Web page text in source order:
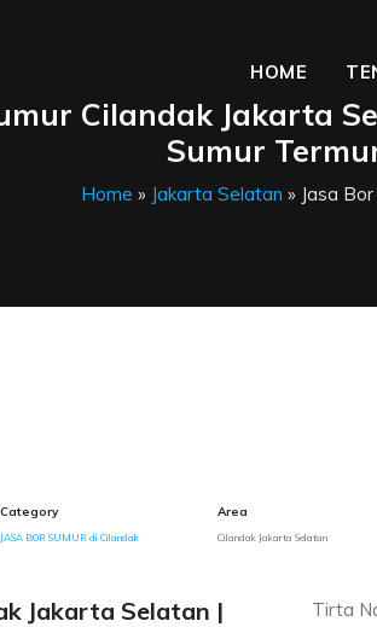
HOME
Cilandak Jakarta
Sumur
Home » Jakarta Selatan » Jasa
Category
JASA BOR SUMUR di Cilandak
Area
Cilandak Jakarta Selatan
Jakarta Selatan |
Tirta